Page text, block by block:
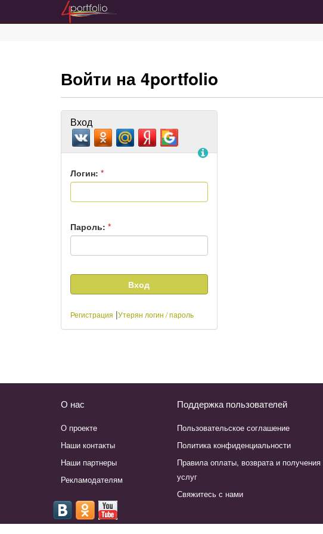
Войти на 4portfolio
Вход
Помощь
Логин: *
Пароль: *
Регистрация |Утерян логин / пароль
О нас
О проекте
Наши контакты
Наши партнеры
Рекламодателям
Поддержка пользователей
Пользовательское соглашение
Политика конфиденциальности
Правила оплаты, возврата и получения
услуг
Свяжитесь с нами